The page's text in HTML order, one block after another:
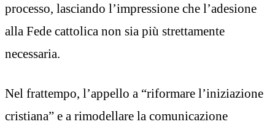
processo, lasciando l’impressione che l’adesione
alla Fede cattolica non sia più strettamente
necessaria.
Nel frattempo, l’appello a “riformare l’iniziazione
cristiana” e a rimodellare la comunicazione